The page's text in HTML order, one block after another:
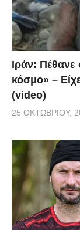
Ιράν:
κόσμο» –
(video)
25 ΟΚΤΩΒΡΊΟΥ,